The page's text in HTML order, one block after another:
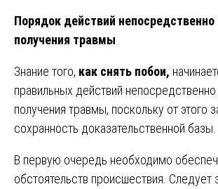
Порядок действий непосредственно
получения травмы
Знание того, как снять побои,
правильных действий
получения травмы, поскольку от этого
сохранность доказательственной базы.
В первую очередь необходимо
обстоятельств происшествия. Следует